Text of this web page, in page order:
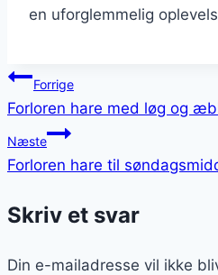
en uforglemmelig
Forrige
Forloren hare med løg og
Næste
Forloren hare til
Skriv et svar
Din e-mailadresse vil ikke